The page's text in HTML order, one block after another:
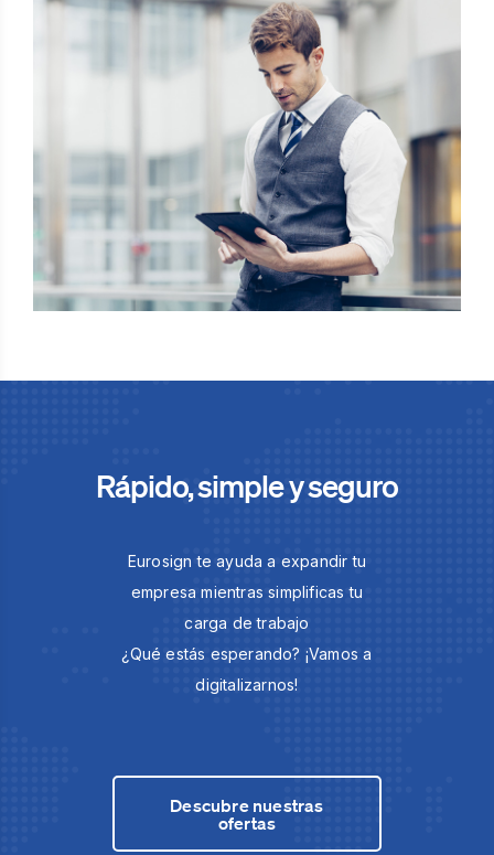
Rápido, simple y seguro
Eurosign te ayuda a expandir tu
empresa mientras simplificas tu
carga de trabajo
¿Qué estás esperando? ¡Vamos a
digitalizarnos!
Descubre nuestras
ofertas